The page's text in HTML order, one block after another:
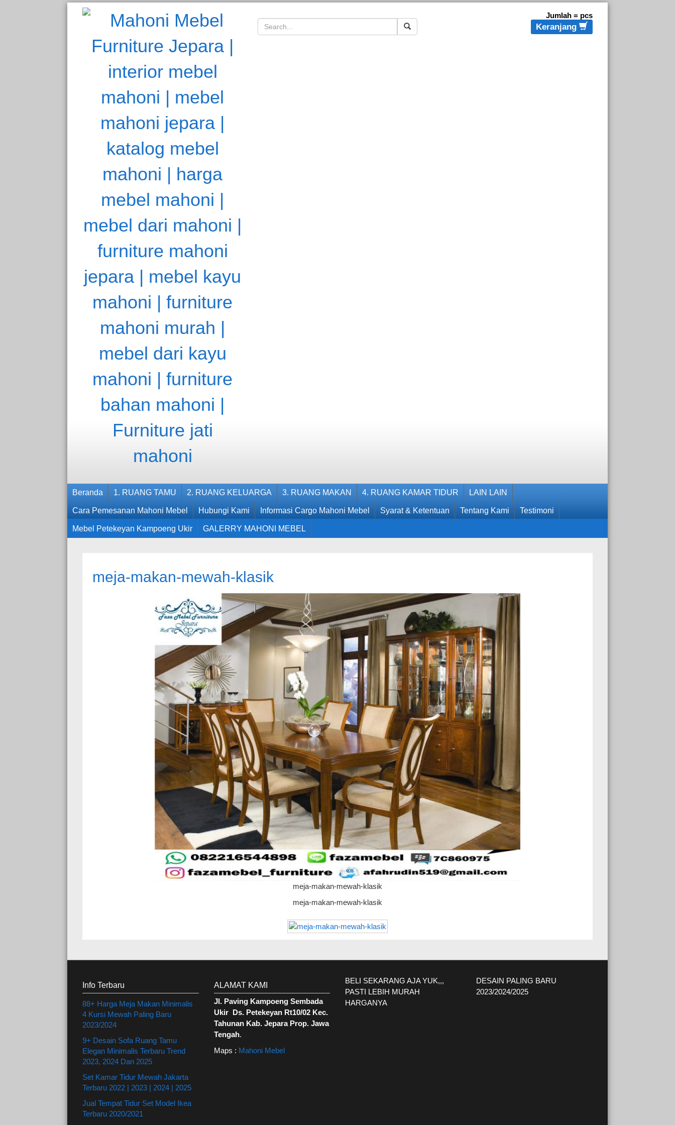
Jumlah = pcs
Keranjang
Beranda 1. RUANG TAMU 2. RUANG KELUARGA 3. RUANG MAKAN 4. RUANG KAMAR TIDUR LAIN LAIN
Cara Pemesanan Mahoni Mebel Hubungi Kami Informasi Cargo Mahoni Mebel Syarat & Ketentuan Tentang Kami Testimoni
Mebel Petekeyan Kampoeng Ukir GALERRY MAHONI MEBEL
meja-makan-mewah-klasik
meja-makan-mewah-klasik
meja-makan-mewah-klasik
Info Terbaru
88+ Harga Meja Makan Minimalis
4 Kursi Mewah Paling Baru
2023/2024
9+ Desain Sofa Ruang Tamu
Elegan Minimalis Terbaru Trend
2023, 2024 Dan 2025
Set Kamar Tidur Mewah Jakarta
Terbaru 2022 | 2023 | 2024 | 2025
Jual Tempat Tidur Set Model Ikea
Terbaru 2020/2021
ALAMAT KAMI
Jl. Paving Kampoeng Sembada
Ukir Ds. Petekeyan Rt10/02 Kec.
Tahunan Kab. Jepara Prop. Jawa
Tengah.
Maps : Mahoni Mebel
BELI SEKARANG AJA YUK,,,
PASTI LEBIH MURAH
HARGANYA
DESAIN PALING BARU
2023/2024/2025